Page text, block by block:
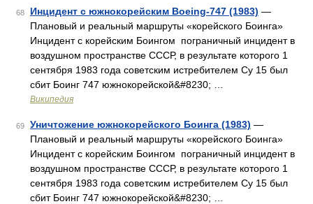
68 Инцидент с южнокорейским Boeing-747 (1983) —
Плановый и реальный маршруты «корейского Боинга»
Инцидент с корейским Боингом пограничный инцидент в
воздушном пространстве СССР, в результате которого 1
сентября 1983 года советским истребителем Су 15 был
сбит Боинг 747 южнокорейской&#8230; …
Википедия
69 Уничтожение южнокорейского Боинга (1983) —
Плановый и реальный маршруты «корейского Боинга»
Инцидент с корейским Боингом пограничный инцидент в
воздушном пространстве СССР, в результате которого 1
сентября 1983 года советским истребителем Су 15 был
сбит Боинг 747 южнокорейской&#8230; …